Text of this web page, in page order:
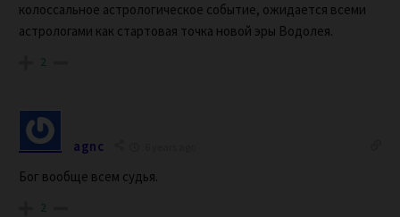
колоссальное астрологическое событие, ожидается всеми
астрологами как стартовая точка новой эры Водолея.
2
agnc
Бог вообще всем судья.
2